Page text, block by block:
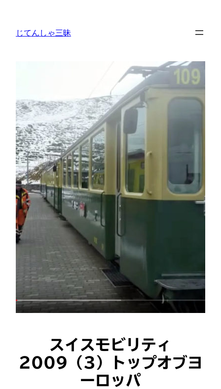
じてんしゃ三昧
スイスモビリティ
2009（3）トップオブヨ
ーロッパ